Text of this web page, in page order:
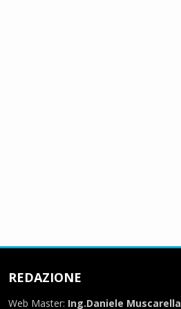
REDAZIONE
Web Master: Ing.Daniele Muscarella